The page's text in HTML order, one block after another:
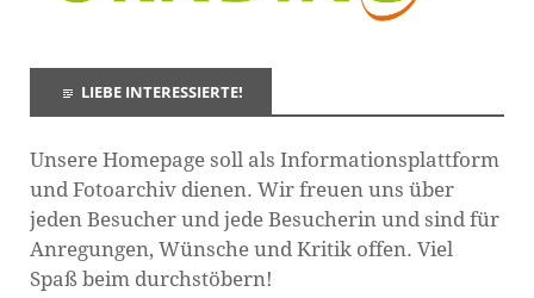
LIEBE INTERESSIERTE!
Unsere Homepage soll als Informationsplattform
und Fotoarchiv dienen. Wir freuen uns über
jeden Besucher und jede Besucherin und sind für
Anregungen, Wünsche und Kritik offen. Viel
Spaß beim durchstöbern!